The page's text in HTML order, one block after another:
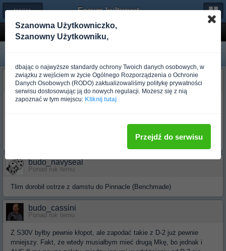
← MAGIA STALI Forum-kulturystyka.pl
Wymiana ostrza w folderze na ostrze wykona...
budo_hefer
Ponad rok temu
Często słychać opinie na forum typu: Ach ... gdyby tak M21-04 miał
budo_navyseal
Ponad rok temu
Tlim dorobił ostrze z damstu do Pinnacle (Benchmade)
budo_cassini
Ponad rok temu
Z S30V byłby pewnie kłopot, ale zapodać takie z D-2 już pewnie
mniejszy. Fakt, że wtedy musiałbym mieć drugą Mkę, bo jednak i
Szanowna Użytkowniczko,
Szanowny Użytkowniku,
dbając o najwyższe standardy ochrony Twoich danych osobowych, w
związku z wejściem w życie Ogólnego Rozporządzenia o Ochronie
Danych Osobowych (RODO) zaktualizowaliśmy politykę prywatności
serwisu dostosowując ją do nowych regulacji. Możesz się z nią
zapoznać w tym miejscu: Kliknij tutaj
Przejdź do serwisu